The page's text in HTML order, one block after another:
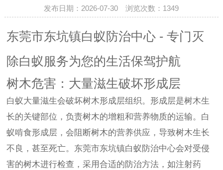
发布日期：2026-07-30 浏览次数： 1349
东莞市东坑镇白蚁防治中心 - 专门灭
除白蚁服务为您的生活保驾护航
树木危害：大量滋生破坏形成层
白蚁大量滋生会破坏树木形成层组织。形成层是树木生
长的关键部位，负责树木的增粗和营养物质的运输。白
蚁啃食形成层，会阻断树木的营养供应，导致树木生长
不良，甚至死亡。东莞市东坑镇白蚁防治中心会对受侵
害的树木进行检查，采用合适的防治方法，如注射药